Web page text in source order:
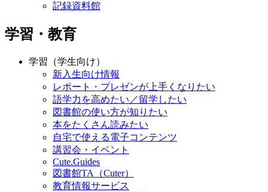
記録資料館
学習・教育
学習（学生向け）
新入生向け情報
レポート・プレゼンが上手くなりたい
語学力を高めたい／留学したい
図書館の使い方が知りたい
本をたくさん読みたい
自宅で使える電子コンテンツ
講習会・イベント
Cute.Guides
図書館TA（Cuter）
教育情報サービス